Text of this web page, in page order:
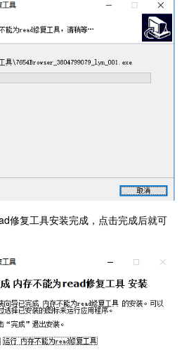
复工具安装完成，点击完成后就可